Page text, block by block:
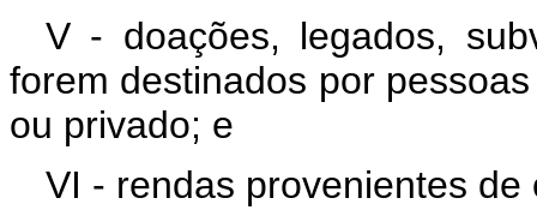
V - doações, legados,
forem destinados por
ou privado; e
VI - rendas provenientes de